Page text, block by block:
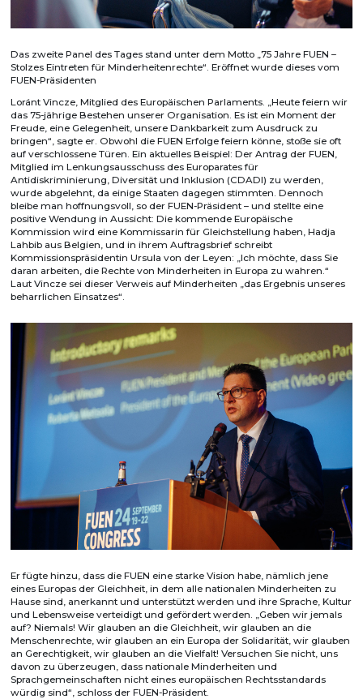
Das zweite Panel des Tages stand unter dem Motto „75 Jahre FUEN –
Stolzes Eintreten für Minderheitenrechte“. Eröffnet wurde dieses vom
FUEN-Präsidenten
Loránt Vincze, Mitglied des Europäischen Parlaments. „Heute feiern wir
das 75-jährige Bestehen unserer Organisation. Es ist ein Moment der
Freude, eine Gelegenheit, unsere Dankbarkeit zum Ausdruck zu
bringen“, sagte er. Obwohl die FUEN Erfolge feiern könne, stoße sie oft
auf verschlossene Türen. Ein aktuelles Beispiel: Der Antrag der FUEN,
Mitglied im Lenkungsausschuss des Europarates für
Antidiskriminierung, Diversität und Inklusion (CDADI) zu werden,
wurde abgelehnt, da einige Staaten dagegen stimmten. Dennoch
bleibe man hoffnungsvoll, so der FUEN-Präsident – und stellte eine
positive Wendung in Aussicht: Die kommende Europäische
Kommission wird eine Kommissarin für Gleichstellung haben, Hadja
Lahbib aus Belgien, und in ihrem Auftragsbrief schreibt
Kommissionspräsidentin Ursula von der Leyen: „Ich möchte, dass Sie
daran arbeiten, die Rechte von Minderheiten in Europa zu wahren.“
Laut Vincze sei dieser Verweis auf Minderheiten „das Ergebnis unseres
beharrlichen Einsatzes“.
Er fügte hinzu, dass die FUEN eine starke Vision habe, nämlich jene
eines Europas der Gleichheit, in dem alle nationalen Minderheiten zu
Hause sind, anerkannt und unterstützt werden und ihre Sprache, Kultur
und Lebensweise verteidigt und gefördert werden. „Geben wir jemals
auf? Niemals! Wir glauben an die Gleichheit, wir glauben an die
Menschenrechte, wir glauben an ein Europa der Solidarität, wir glauben
an Gerechtigkeit, wir glauben an die Vielfalt! Versuchen Sie nicht, uns
davon zu überzeugen, dass nationale Minderheiten und
Sprachgemeinschaften nicht eines europäischen Rechtsstandards
würdig sind“, schloss der FUEN-Präsident.